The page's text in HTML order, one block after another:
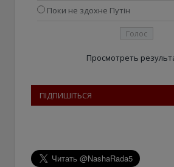
Поки не здохне Путін
Просмотреть
ПІДПИШІТЬСЯ